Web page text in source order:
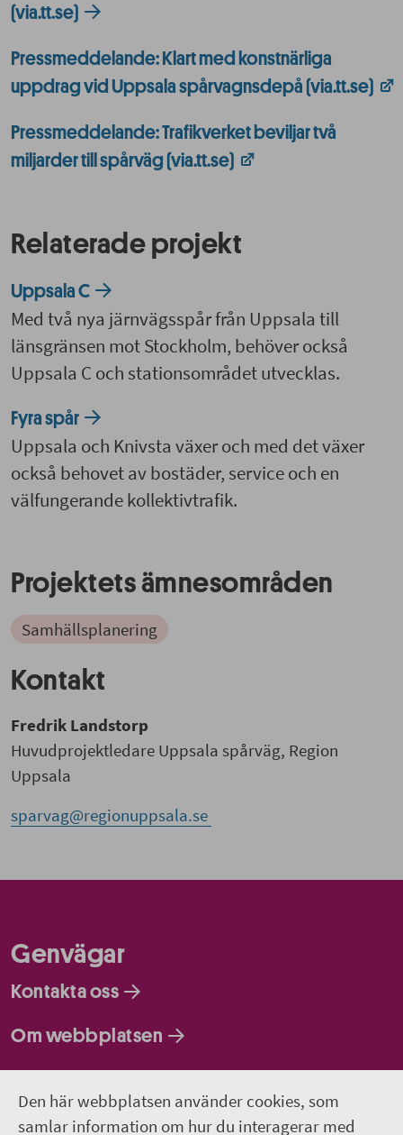
Den här webbplatsen använder cookies, som
samlar information om hur du interagerar med
(via.tt.se)
Pressmeddelande: Klart med konstnärliga
uppdrag vid Uppsala spårvagnsdepå (via.tt.se)
Pressmeddelande: Trafikverket beviljar två
miljarder till spårväg (via.tt.se)
Relaterade projekt
Uppsala C
Med två nya järnvägsspår från Uppsala till
länsgränsen mot Stockholm, behöver också
Uppsala C och stationsområdet utvecklas.
Fyra spår
Uppsala och Knivsta växer och med det växer
också behovet av bostäder, service och en
välfungerande kollektivtrafik.
Projektets ämnesområden
Samhällsplanering
Kontakt
Fredrik Landstorp
Huvudprojektledare Uppsala spårväg, Region
Uppsala
sparvag@regionuppsala.se
Genvägar
Kontakta oss
Om webbplatsen